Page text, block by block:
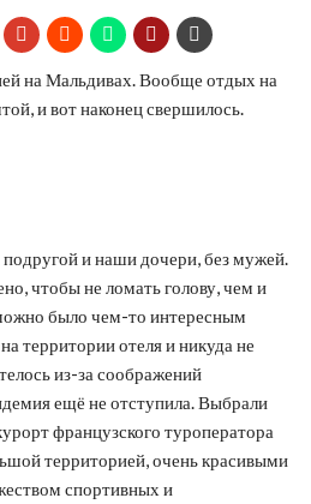
на Мальдивах. Вообще отдых на
и вот наконец свершилось.
и наши дочери, без мужей.
чтобы не ломать голову, чем и
было чем-то интересным
территории отеля и никуда не
из-за соображений
ещё не отступила. Выбрали
французского туроператора
территорией, очень красивыми
спортивных и